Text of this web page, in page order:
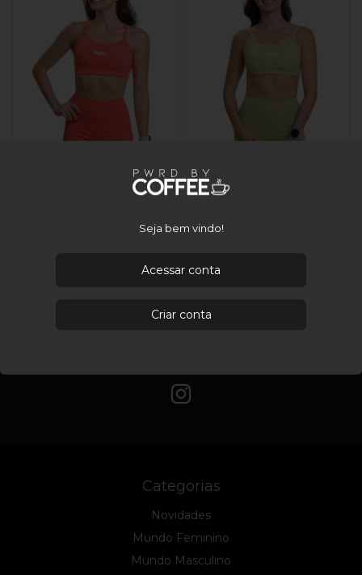
SHORTS EMPINA
TOP AMANDA
Categorias
Novidades
Mundo Feminino
Mundo Masculino
Seja bem vindo!
Acessar conta
Criar conta